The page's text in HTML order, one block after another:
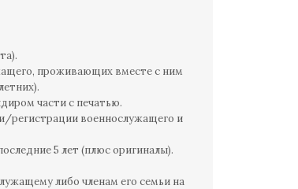
проживающих вместе с ним
части с печатью.
регистрации военнослужащего и
5 лет (плюс оригиналы).
либо членам его семьи на